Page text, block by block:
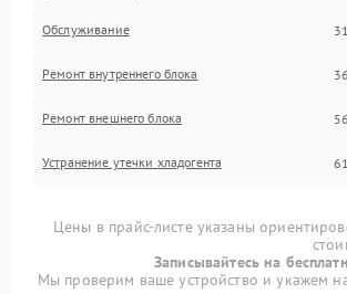
Обслуживание
Ремонт внутреннего блока
Ремонт внешнего блока
Устранение утечки хладогента
Цены в прайс-листе указаны
Записывайтесь на
Мы проверим ваше устройство и укажем